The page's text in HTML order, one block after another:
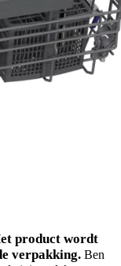
product wordt
verpakking. Ben